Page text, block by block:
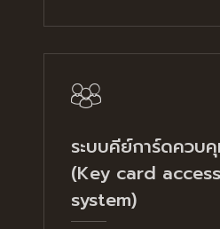
ระบบคีย์การ์ดควบคุ
(Key card
system)